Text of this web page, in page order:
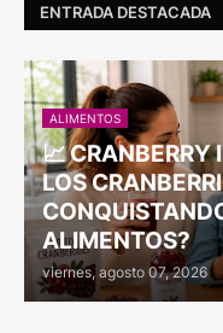
ENTRADA DESTACADA
ALIMENTOS
📈 CRANBERRY
LOS
ALIMENTOS?
viernes, agosto 07, 2026